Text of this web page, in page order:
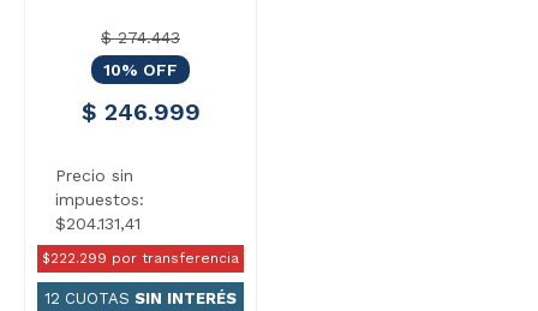
$ 274.443
10% OFF
$ 246.999
Precio sin
impuestos:
$204.131,41
$222.299 por transferencia
12 CUOTAS SIN INTERÉS